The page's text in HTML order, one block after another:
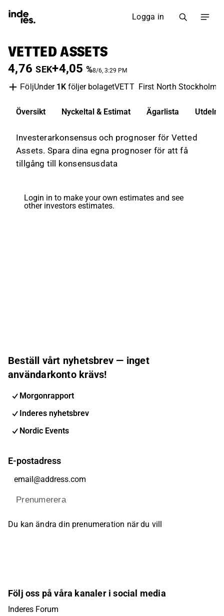
Logga in
VETTED ASSETS
4,76 SEK+4,05 %8/6, 3:29 PM
FöljUnder 1K följer bolagetVETT First North Stockholm
Översikt Nyckeltal & Estimat Ägarlista
Investerarkonsensus och prognoser för Vetted
Assets. Spara dina egna prognoser för att få
tillgång till konsensusdata
Login in to make your own estimates and see
other investors estimates.
Beställ vårt nyhetsbrev — inget
användarkonto krävs!
Morgonrapport
Inderes nyhetsbrev
Nordic Events
E-postadress
Prenumerera
Du kan ändra din prenumeration när du vill
Följ oss på våra kanaler i social media
Inderes Forum